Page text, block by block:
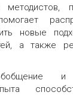
методистов,
новые
а также
и